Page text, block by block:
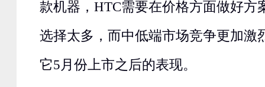
款机器，HTC需要在价格方面做好方
选择太多，而中低端市场竞争更加激
它5月份上市之后的表现。